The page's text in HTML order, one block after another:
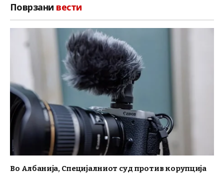
Поврзани вести
Во Албанија, Специјалниот суд против корупција